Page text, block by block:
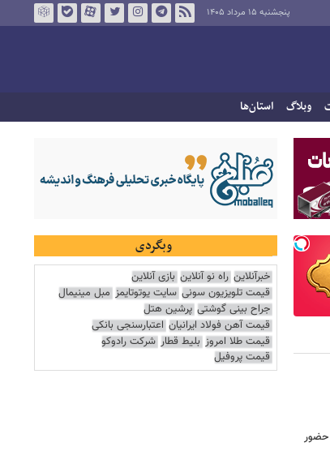
پنجشنبه ۱۵ مرداد ۱۴۰۵
وبلاگ استان‌ها
حضور
وبگردی
خبرآنلاین راه نو آنلاین بازی آنلاین
قیمت تلویزیون سونی سایت یوتوتایمز مبل مینیمال
جراح بینی گوشتی پرشین هتل
قیمت آهن فولاد ایرانیان اعتبارسنجی بانکی
قیمت طلا امروز بلیط قطار شرکت رادوکو
قیمت پروفیل